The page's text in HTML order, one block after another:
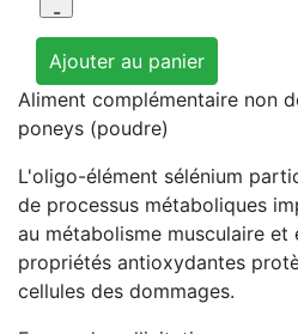
Aliment complémentaire non
poneys (poudre)
L'oligo-élément sélénium
de processus métaboliques
au métabolisme musculaire et
propriétés antioxydantes
cellules des dommages.